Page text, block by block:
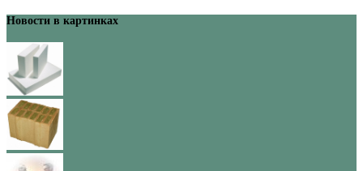
Новости в картинках